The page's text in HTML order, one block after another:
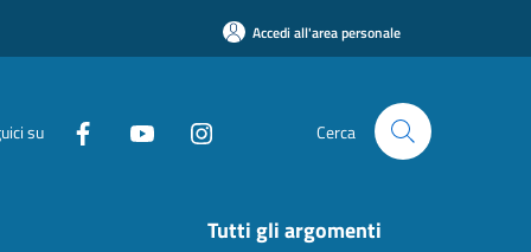
Accedi all'area personale
su Cerca
Tutti gli argomenti